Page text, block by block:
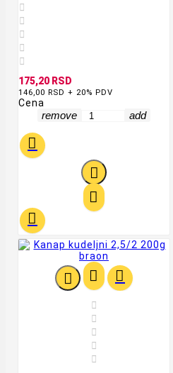





175,20 RSD
146,00 RSD + 20% PDV
Cena
remove add




  




